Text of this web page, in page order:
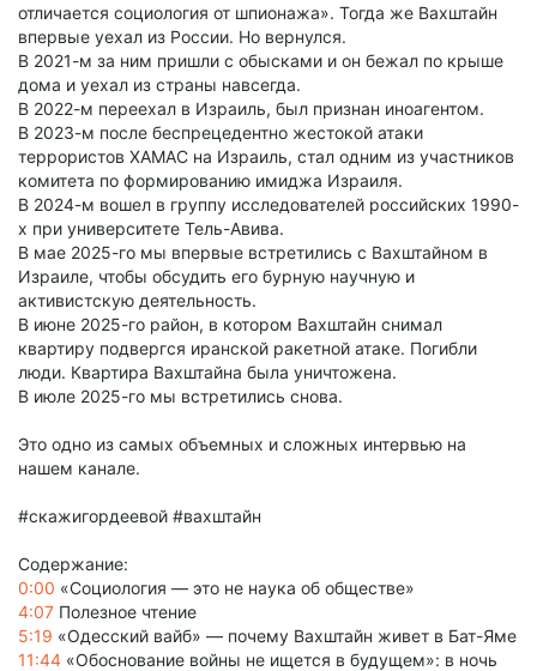
отличается социология от шпионажа». Тогда же Вахштайн
впервые уехал из России. Но вернулся.
В 2021-м за ним пришли с обысками и он бежал по крыше
дома и уехал из страны навсегда.
В 2022-м переехал в Израиль, был признан иноагентом.
В 2023-м после беспрецедентно жестокой атаки
террористов ХАМАС на Израиль, стал одним из участников
комитета по формированию имиджа Израиля.
В 2024-м вошел в группу исследователей российских 1990-
х при университете Тель-Авива.
В мае 2025-го мы впервые встретились с Вахштайном в
Израиле, чтобы обсудить его бурную научную и
активистскую деятельность.
В июне 2025-го район, в котором Вахштайн снимал
квартиру подвергся иранской ракетной атаке. Погибли
люди. Квартира Вахштайна была уничтожена.
В июле 2025-го мы встретились снова.
Это одно из самых объемных и сложных интервью на
нашем канале.
#скажигордеевой #вахштайн
Содержание:
0:00 «Социология — это не наука об обществе»
4:07 Полезное чтение
5:19 «Одесский вайб» — почему Вахштайн живет в Бат-Яме
11:44 «Обоснование войны не ищется в будущем»: в ночь